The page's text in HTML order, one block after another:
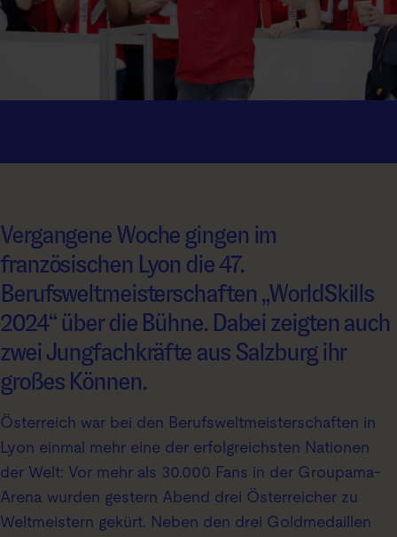
Vergangene Woche gingen im
französischen Lyon die 47.
Berufsweltmeisterschaften „WorldSkills
2024“ über die Bühne. Dabei zeigten auch
zwei Jungfachkräfte aus Salzburg ihr
großes Können.
Österreich war bei den Berufsweltmeisterschaften in
Lyon einmal mehr eine der erfolgreichsten Nationen
der Welt: Vor mehr als 30.000 Fans in der Groupama-
Arena wurden gestern Abend drei Österreicher zu
Weltmeistern gekürt. Neben den drei Goldmedaillen